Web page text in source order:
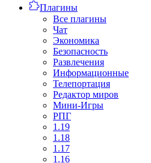
Плагины
Все плагины
Чат
Экономика
Безопасность
Развлечения
Информационные
Телепортация
Редактор миров
Мини-Игры
РПГ
1.19
1.18
1.17
1.16